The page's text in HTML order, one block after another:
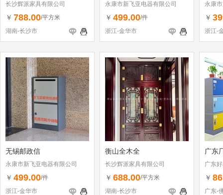
长沙辉派家具有限公司
￥ 788.00/平方米
湖南-长沙市
永康市新飞亚电器有限公司
￥ 499.00/件
浙江-金华市
永康
￥
浙江-
无锡邮政信
永康市新飞亚电器有限公司
￥ 499.00/件
浙江-金华市
衡山全木全
长沙辉派家具有限公司
￥ 688.00/平方米
湖南-长沙市
广东
广东
￥
广东-